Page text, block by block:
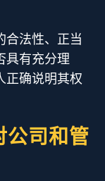
合法性、正当
具有充分理
正确说明其权
公司和管